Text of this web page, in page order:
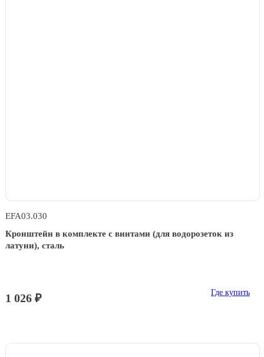
EFA03.030
Кронштейн в комплекте с винтами (для водорозеток из
латуни), сталь
1 026 ₽ Где купить